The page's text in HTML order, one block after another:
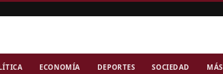
ECONOMÍA DEPORTES SOCIEDAD MÁS